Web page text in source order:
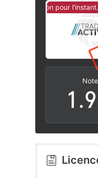
pour l'instant.
Note
0
1
2
3
.
6
7
8
9